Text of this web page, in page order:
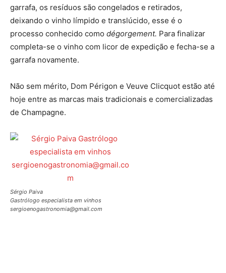
garrafa, os resíduos são congelados e retirados,
deixando o vinho límpido e translúcido, esse é o
processo conhecido como dégorgement. Para finalizar
completa-se o vinho com licor de expedição e fecha-se a
garrafa novamente.
Não sem mérito, Dom Périgon e Veuve Clicquot estão até
hoje entre as marcas mais tradicionais e comercializadas
de Champagne.
Sérgio Paiva
Gastrólogo especialista em vinhos
sergioenogastronomia@gmail.com